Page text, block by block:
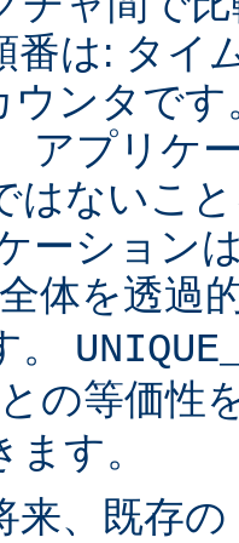
番は: タイ
ウンタで
アプリケ
はないこ
ーション
全体を透過
。
との等価性
す。
来、既存の